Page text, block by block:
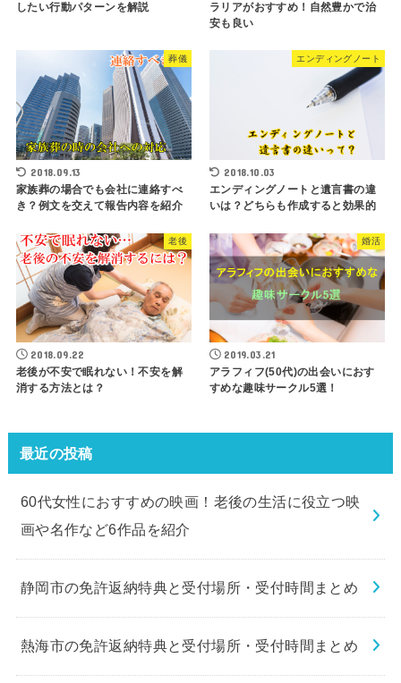
したい行動パターンを解説
ラリアがおすすめ！自然豊かで治
安も良い
葬儀
2018.09.13
家族葬の場合でも会社に連絡すべ
き？例文を交えて報告内容を紹介
エンディングノート
2018.10.03
エンディングノートと遺言書の違
いは？どちらも作成すると効果的
老後
2018.09.22
老後が不安で眠れない！不安を解
消する方法とは？
婚活
2019.03.21
アラフィフ(50代)の出会いにおす
すめな趣味サークル5選！
最近の投稿
60代女性におすすめの映画！老後の生活に役立つ映
画や名作など6作品を紹介
静岡市の免許返納特典と受付場所・受付時間まとめ
熱海市の免許返納特典と受付場所・受付時間まとめ